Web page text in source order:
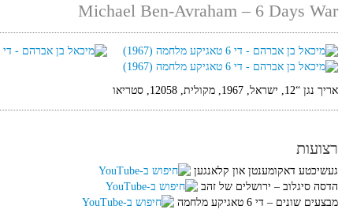
Michael Ben-Avraham – 6 Days War
אריך נגן “12, ישראל, 1967, מקולית, 12058, סטריאו
רצועות
געשיכטע דאקומענטן און קלאנגען
הדסה סיגלוב‏ – ירושלים של זהב
מבצעים שונים‏ – די 6 טאגיקע מלחמה